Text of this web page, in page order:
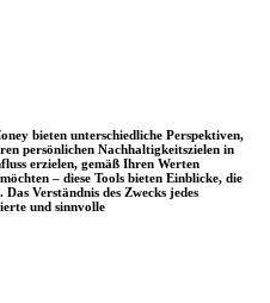
bieten unterschiedliche Perspektiven,
persönlichen Nachhaltigkeitszielen in
erzielen, gemäß Ihren Werten
– diese Tools bieten Einblicke, die
Verständnis des Zwecks jedes
und sinnvolle